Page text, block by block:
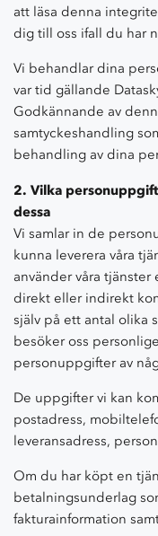
att läsa denna
dig till oss ifall du har
Vi behandlar dina
var tid gällande
Godkännande av
samtyckeshandling
behandling av dina
2. Vilka
dessa
Vi samlar in de
kunna leverera våra
använder våra
direkt eller indirekt
själv på ett antal olika
besöker oss
personuppgifter av
De uppgifter vi kan
postadress,
leveransadress,
Om du har köpt en
betalningsunderlag
fakturainformation